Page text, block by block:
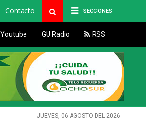
SECCIONES
Contacto
Youtube GU Radio RSS
JUEVES, 06 AGOSTO DEL 2026